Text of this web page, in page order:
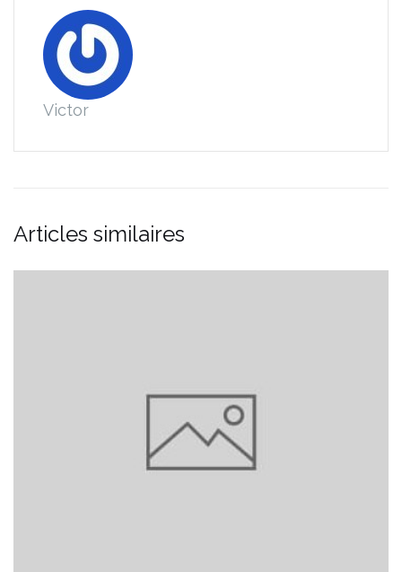
Victor
Articles similaires